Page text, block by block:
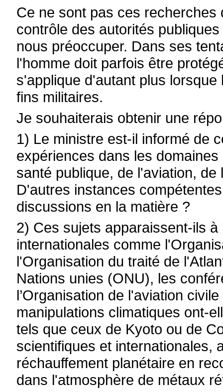
Ce ne sont pas ces recherches
contrôle des autorités
nous préoccuper. Dans ses
l'homme doit parfois être
s'applique d'autant plus
fins militaires.
Je souhaiterais obtenir une
1) Le ministre est-il informé de
expériences dans les
santé publique, de l'aviation,
D'autres instances
discussions en la matière ?
2) Ces sujets apparaissent-ils
internationales comme
l'Organisation du traité de
Nations unies (ONU), les
l’Organisation de l'aviation
manipulations climatiques ont-
tels que ceux de Kyoto ou de
scientifiques et internationales,
réchauffement planétaire en
dans l'atmosphère de métaux